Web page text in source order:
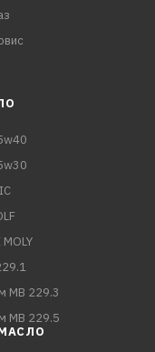
MB 229.3
MB 229.5